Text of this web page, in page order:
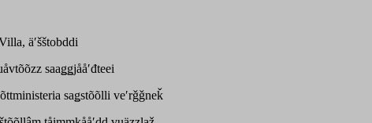
äʹšštobddi
saaǥǥjååʹđteei
saǥstõõlli veʹrǧǧneǩ